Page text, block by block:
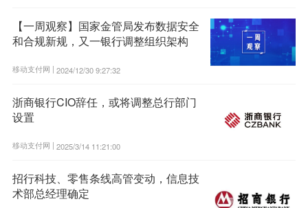
【一周观察】国家金管局发布数据安全
和合规新规，又一银行调整组织架构
移动支付网 | 2024/12/30 9:27:32
浙商银行CIO辞任，或将调整总行部门
设置
移动支付网 | 2025/3/14 11:21:00
招行科技、零售条线高管变动，信息技
术部总经理确定